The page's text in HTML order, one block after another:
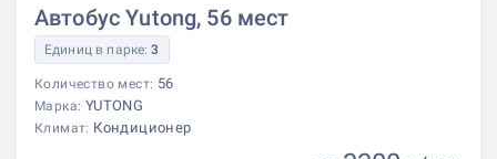
Автобус Yutong, 56 мест
Единиц в парке:3
Количество мест: 56
Марка: YUTONG
Климат: Кондиционер